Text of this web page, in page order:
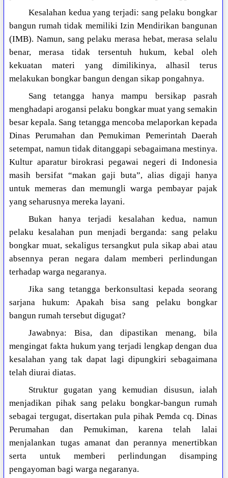
Kesalahan kedua yang terjadi: sang pelaku bongkar
bangun rumah tidak memiliki Izin Mendirikan bangunan
(IMB). Namun, sang pelaku merasa hebat, merasa selalu
benar, merasa tidak tersentuh hukum, kebal oleh
kekuatan materi yang dimilikinya, alhasil terus
melakukan bongkar bangun dengan sikap pongahnya.
Sang tetangga hanya mampu bersikap pasrah
menghadapi arogansi pelaku bongkar muat yang semakin
besar kepala. Sang tetangga mencoba melaporkan kepada
Dinas Perumahan dan Pemukiman Pemerintah Daerah
setempat, namun tidak ditanggapi sebagaimana mestinya.
Kultur aparatur birokrasi pegawai negeri di Indonesia
masih bersifat “makan gaji buta”, alias digaji hanya
untuk memeras dan memungli warga pembayar pajak
yang seharusnya mereka layani.
Bukan hanya terjadi kesalahan kedua, namun
pelaku kesalahan pun menjadi berganda: sang pelaku
bongkar muat, sekaligus tersangkut pula sikap abai atau
absennya peran negara dalam memberi perlindungan
terhadap warga negaranya.
Jika sang tetangga berkonsultasi kepada seorang
sarjana hukum: Apakah bisa sang pelaku bongkar
bangun rumah tersebut digugat?
Jawabnya: Bisa, dan dipastikan menang, bila
mengingat fakta hukum yang terjadi lengkap dengan dua
kesalahan yang tak dapat lagi dipungkiri sebagaimana
telah diurai diatas.
Struktur gugatan yang kemudian disusun, ialah
menjadikan pihak sang pelaku bongkar-bangun rumah
sebagai tergugat, disertakan pula pihak Pemda cq. Dinas
Perumahan dan Pemukiman, karena telah lalai
menjalankan tugas amanat dan perannya menertibkan
serta untuk memberi perlindungan disamping
pengayoman bagi warga negaranya.